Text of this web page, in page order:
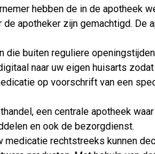
hebben de in de
apotheker zijn gemachtigd. De
buiten reguliere
naar uw eigen huisarts
op voorschrift van een
een centrale apotheek
en ook de bezorgdienst.
rechtstreeks kunnen